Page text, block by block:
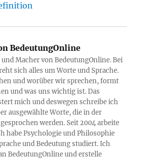
BedeutungOnline
Macher von BedeutungOnline. Bei
sich alles um Worte und Sprache.
und worüber wir sprechen, formt
und was uns wichtig ist. Das
mich und deswegen schreibe ich
ausgewählte Worte, die in der
werden. Seit 2004 arbeite
habe Psychologie und Philosophie
und Bedeutung studiert. Ich
BedeutungOnline und erstelle